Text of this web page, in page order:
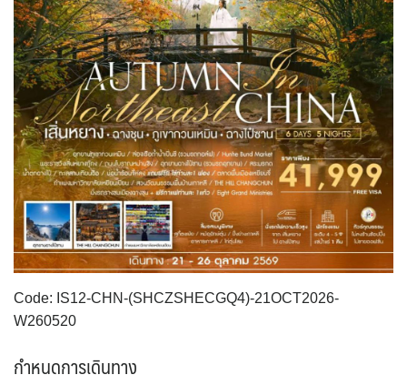
SGP สิงคโปร์ 4
SYR ซีเรีย 0 TWN ไต้หวัน 10
TJK ทาจิกิสถาน 1 TKM เติร์กเมนิสถาน 1
ARE ดูไบ, UAE 0 UZB อุซเบกิสถาน 4
ตะวันออกกลาง 0 YEM เยเมน 0
VNM เวียดนาม 35
จอร์แดน - อียิปต์ 4
MLT มอลต้า 1
NLD เนเธอร์แลนด์ 0 NOR นอร์เวย์ 3
POL โปแลนด์ 3 PRT โปรตุเกส 3
RUS รัสเซีย 3 สแกนดิเนเวีย 7
ESP สเปน 4
SVN สโลวิเนีย 2 CHE สวิตเซอร์แลนด์ 8
TUR ตุรเคีย 13 UKR ยูเครน 0
UK อังกฤษ+สหราชอาณาจักร
9
เบลเยี่ยม เนเธอร์แลนด์ ลักเซม
บัลแกเรีย โรมาเนีย 2
อิตาลี สวิส ฝรั่งเศส สเปน โปรตุเกส
Code: IS12-CHN-(SHCZSHECGQ4)-21OCT2026-
W260520
กำหนดการเดินทาง